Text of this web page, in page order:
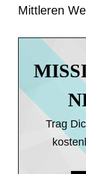
Mittleren
Trag